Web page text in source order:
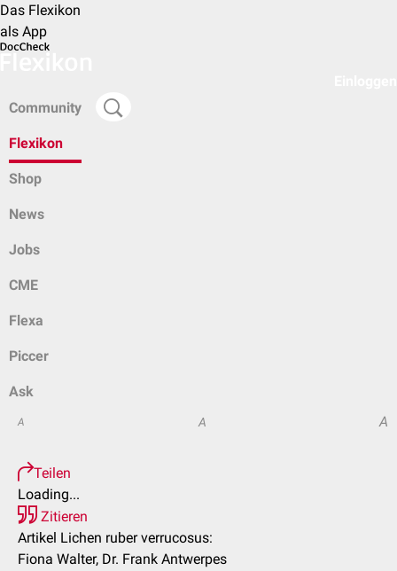
Das Flexikon
als App
Community
Flexikon
Shop
News
Jobs
CME
Flexa
Piccer
Ask
A A A
Teilen
Loading...
Zitieren
Artikel Lichen ruber verrucosus:
Fiona Walter, Dr. Frank Antwerpes